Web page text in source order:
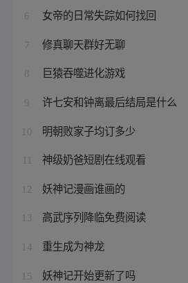
6 女帝的日常失踪如何找回
7 修真聊天群好无聊
8 巨猿吞噬进化游戏
9 许七安和钟离最后结局是什么
10 明朝败家子均订多少
神级奶爸短剧在线观看
12 妖神记漫画谁画的
13 高武序列降临免费阅读
14 重生成为神龙
15 妖神记开始更新了吗